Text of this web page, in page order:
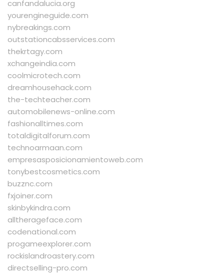
canfandalucia.org
yourengineguide.com
nybreakings.com
outstationcabsservices.com
thekrtagy.com
xchangeindia.com
coolmicrotech.com
dreamhousehack.com
the-techteacher.com
automobilenews-online.com
fashionalltimes.com
totaldigitalforum.com
technoarmaan.com
empresasposicionamientoweb.com
tonybestcosmetics.com
buzznc.com
fxjoiner.com
skinbykindra.com
alltherageface.com
codenational.com
progameexplorer.com
rockislandroastery.com
directselling-pro.com